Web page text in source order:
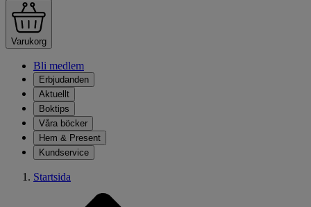
Varukorg
Bli medlem
Erbjudanden
Aktuellt
Boktips
Våra böcker
Hem & Present
Kundservice
Startsida